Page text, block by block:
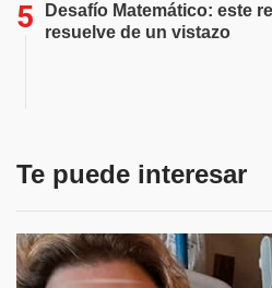
Desafío Matemático: este
resuelve de un vistazo
Te puede interesar